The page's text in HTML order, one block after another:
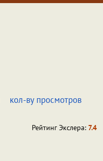
кол-ву просмотров
Рейтинг Экслера: 7.4